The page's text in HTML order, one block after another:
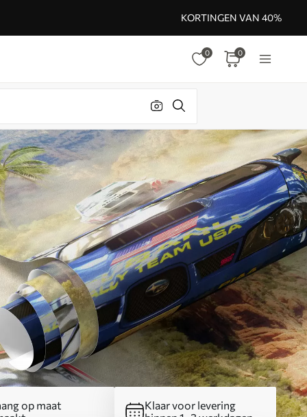
KORTINGEN VAN 40%
0 0
op maat
Klaar voor levering